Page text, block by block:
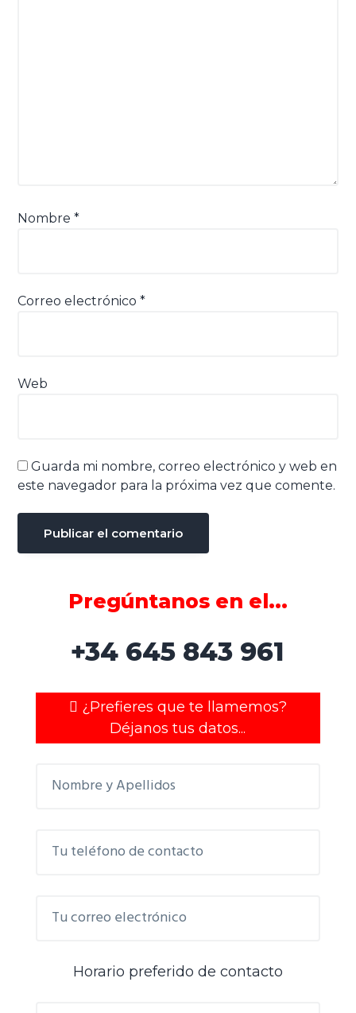
Nombre*
Correo electrónico*
Web
Guarda mi nombre, correo electrónico y web en
este navegador para la próxima vez que comente.
Pregúntanos en el...
+34 645 843 961
¿Prefieres que te llamemos?
Déjanos tus datos...
Horario preferido de contacto